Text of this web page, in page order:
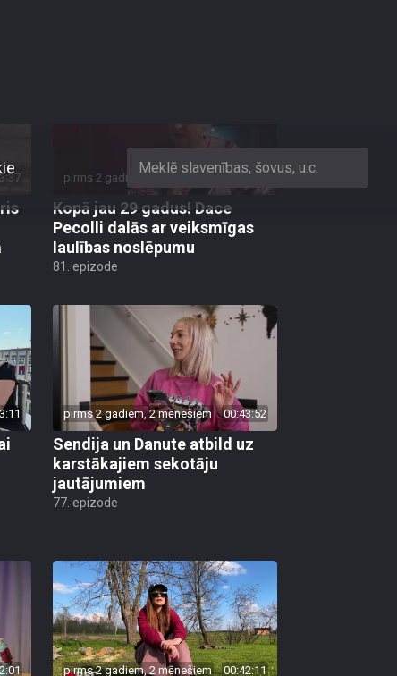
pirms 2 gadiem, 1 mēneša 00:43:28
Kopā jau 29 gadus! Dace
Pecolli dalās ar veiksmīgas
laulības noslēpumu
81. epizode
pirms 2 gadiem, 2 mēnešiem 00:43:52
Sendija un Danute atbild uz
karstākajiem sekotāju
jautājumiem
77. epizode
pirms 2 gadiem, 2 mēnešiem 00:42:11